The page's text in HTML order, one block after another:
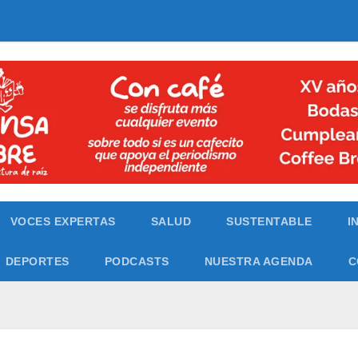
VOCES EXPERTAS SALUD SUSTENTABLE
DEPORTES PODCASTS NUESTRA AGENDA